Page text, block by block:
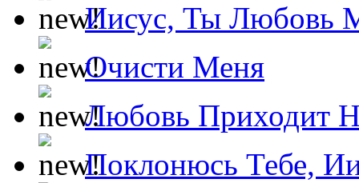
Иисус, Ты Любовь
Очисти Меня
Любовь Приходит
Поклонюсь Тебе,